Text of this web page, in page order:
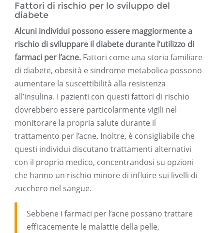
Fattori di rischio per lo sviluppo del
diabete
Alcuni individui possono essere maggiormente a
rischio di sviluppare il diabete durante l’utilizzo di
farmaci per l’acne. Fattori come una storia familiare
di diabete, obesità e sindrome metabolica possono
aumentare la suscettibilità alla resistenza
all’insulina. I pazienti con questi fattori di rischio
dovrebbero essere particolarmente vigili nel
monitorare la propria salute durante il
trattamento per l’acne. Inoltre, è consigliabile che
questi individui discutano trattamenti alternativi
con il proprio medico, concentrandosi su opzioni
che hanno un rischio minore di influire sui livelli di
zucchero nel sangue.
Sebbene i farmaci per l’acne possano trattare
efficacemente le malattie della pelle,